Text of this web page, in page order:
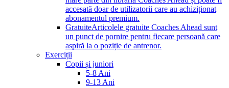
accesată doar de utilizatorii care au achiziționat
abonamentul premium.
GratuiteArticolele gratuite Coaches Ahead sunt
un punct de pornire pentru fiecare persoană care
aspiră la o poziție de antrenor.
Exerciții
Copii și juniori
5-8 Ani
9-13 Ani